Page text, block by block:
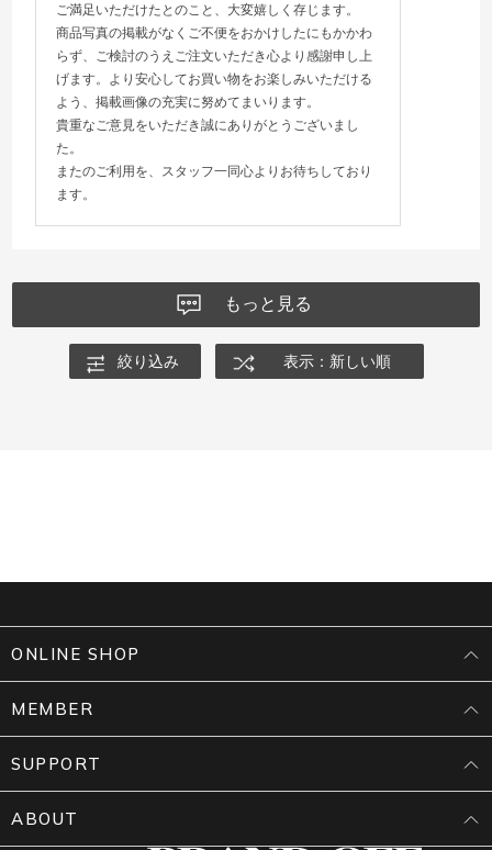
ご満足いただけたとのこと、大変嬉しく存じます。
商品写真の掲載がなくご不便をおかけしたにもかかわ
らず、ご検討のうえご注文いただき心より感謝申し上
げます。より安心してお買い物をお楽しみいただける
よう、掲載画像の充実に努めてまいります。
貴重なご意見をいただき誠にありがとうございまし
た。
またのご利用を、スタッフ一同心よりお待ちしており
ます。
もっと見る
絞り込み 表示：新しい順
ONLINE SHOP
MEMBER
SUPPORT
ABOUT